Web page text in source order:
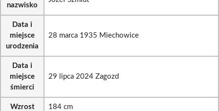
nazwisko
Data i
miejsce
urodzenia
28 marca 1935 Miechowice
Data i
miejsce
śmierci
29 lipca 2024 Zagozd
Wzrost 184 cm